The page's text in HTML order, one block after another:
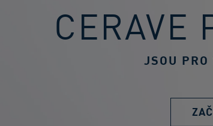
CERAVE
JSOU PRO